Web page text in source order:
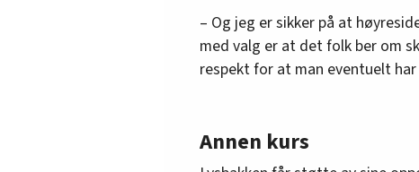
– Og jeg er sikker på at
med valg er at det folk ber om
respekt for at man eventuelt
Annen kurs